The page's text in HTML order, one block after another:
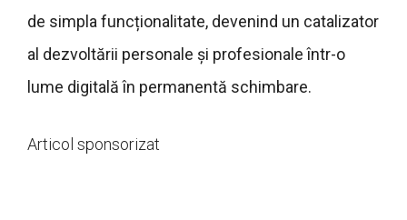
de simpla funcționalitate, devenind un catalizator
al dezvoltării personale și profesionale într-o
lume digitală în permanentă schimbare.
Articol sponsorizat